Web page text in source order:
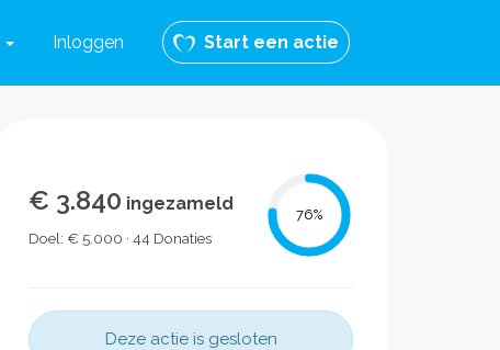
Inloggen Start een actie
€ 3.840 ingezameld
Doel: € 5.000 · 44 Donaties
76%
Deze actie is gesloten